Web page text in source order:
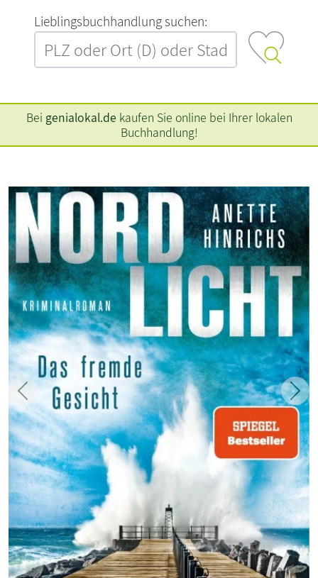
L‍i‍e‍b‍l‍i‍n‍g‍s‍b‍u‍c‍h‍h‍a‍n‍d‍l‍u‍n‍g‍ ‍s‍u‍c‍h‍e‍n‍:‍
Bei genialokal.de kaufen Sie online bei Ihrer lokalen
Buchhandlung!
Zurück